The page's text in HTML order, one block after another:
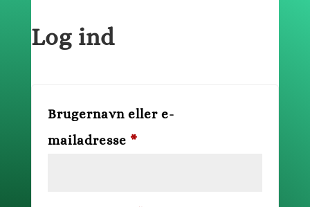
Log ind
Brugernavn eller e-
mailadresse *Påkrævet